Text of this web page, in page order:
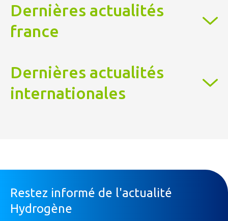
Dernières actualités
france
Dernières actualités
internationales
Restez informé de l'actualité
Hydrogène